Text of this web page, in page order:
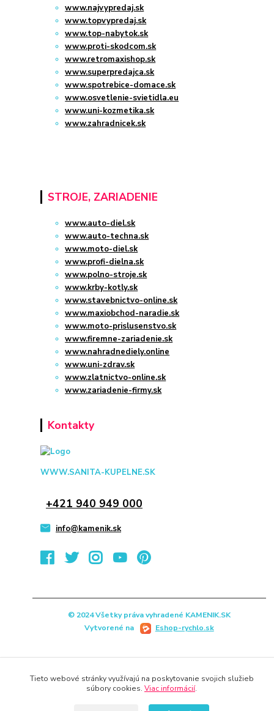
www.najvypredaj.sk
www.topvypredaj.sk
www.top-nabytok.sk
www.proti-skodcom.sk
www.retromaxishop.sk
www.superpredajca.sk
www.spotrebice-domace.sk
www.osvetlenie-svietidla.eu
www.uni-kozmetika.sk
www.zahradnicek.sk
STROJE, ZARIADENIE
www.auto-diel.sk
www.auto-techna.sk
www.moto-diel.sk
www.profi-dielna.sk
www.polno-stroje.sk
www.krby-kotly.sk
www.stavebnictvo-online.sk
www.maxiobchod-naradie.sk
www.moto-prislusenstvo.sk
www.firemne-zariadenie.sk
www.nahradnediely.online
www.uni-zdrav.sk
www.zlatnictvo-online.sk
www.zariadenie-firmy.sk
Kontakty
WWW.SANITA-KUPELNE.SK
+421 940 949 000
info@kamenik.sk
© 2024 Všetky práva vyhradené KAMENIK.SK
Vytvorené na
Eshop-rychlo.sk
Tieto webové stránky využívajú na poskytovanie svojich služieb
súbory cookies. Viac informácií.